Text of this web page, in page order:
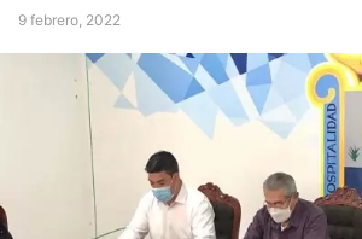
9 febrero, 2022